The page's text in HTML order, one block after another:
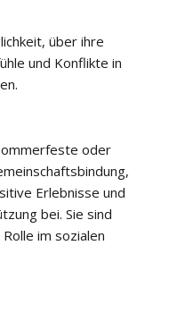
über ihre
und Konflikte in
oder
Erlebnisse und
bei. Sie sind
im sozialen